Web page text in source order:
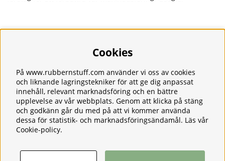
Frakt
Integritetspolicy
Kontakt
Kundservice
Köpvillkor
Tjänster
Ångerrätt & Returer
Om oss
Cookies
På www.rubbernstuff.com använder vi oss av cookies
och liknande lagringstekniker för att ge dig anpassat
innehåll, relevant marknadsföring och en bättre
upplevelse av vår webbplats. Genom att klicka på stäng
och godkänn går du med på att vi kommer använda
dessa för statistik- och marknadsföringsändamål. Läs vår
Cookie-policy.